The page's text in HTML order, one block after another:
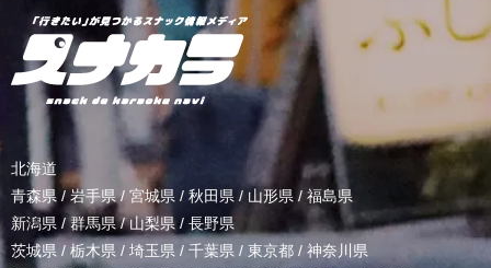
北海道
青森県 / 岩手県/ 宮城県 / 秋田県 / 山形県/ 福島県
新潟県 /群馬県/山梨県 / 長野県
茨城県 / 栃木県 / 埼玉県 / 千葉県 / 東京都 / 神奈川県